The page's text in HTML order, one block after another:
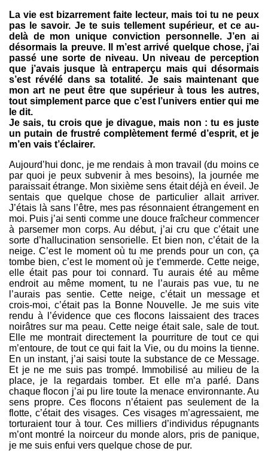
La vie est bizarrement faite lecteur, mais toi tu ne peux
pas le savoir. Je te suis tellement supérieur, et ce au-
delà de mon unique conviction personnelle. J’en ai
désormais la preuve. Il m’est arrivé quelque chose, j’ai
passé une sorte de niveau. Un niveau de perception
que j’avais jusque là entraperçu mais qui désormais
s’est révélé dans sa totalité. Je sais maintenant que
mon art ne peut être que supérieur à tous les autres,
tout simplement parce que c’est l’univers entier qui me
le dit.
Je sais, tu crois que je divague, mais non : tu es juste
un putain de frustré complètement fermé d’esprit, et je
m’en vais t’éclairer.
Aujourd’hui donc, je me rendais à mon travail (du moins ce
par quoi je peux subvenir à mes besoins), la journée me
paraissait étrange. Mon sixième sens était déjà en éveil. Je
sentais que quelque chose de particulier allait arriver.
J’étais là sans l’être, mes pas résonnaient étrangement en
moi. Puis j’ai senti comme une douce fraîcheur commencer
à parsemer mon corps. Au début, j’ai cru que c’était une
sorte d’hallucination sensorielle. Et bien non, c’était de la
neige. C’est le moment où tu me prends pour un con, ça
tombe bien, c’est le moment où je t’emmerde. Cette neige,
elle était pas pour toi connard. Tu aurais été au même
endroit au même moment, tu ne l’aurais pas vue, tu ne
l’aurais pas sentie. Cette neige, c’était un message et
crois-moi, c’était pas la Bonne Nouvelle. Je me suis vite
rendu à l’évidence que ces flocons laissaient des traces
noirâtres sur ma peau. Cette neige était sale, sale de tout.
Elle me montrait directement la pourriture de tout ce qui
m’entoure, de tout ce qui fait la Vie, ou du moins la tienne.
En un instant, j’ai saisi toute la substance de ce Message.
Et je ne me suis pas trompé. Immobilisé au milieu de la
place, je la regardais tomber. Et elle m’a parlé. Dans
chaque flocon j’ai pu lire toute la menace environnante. Au
sens propre. Ces flocons n’étaient pas seulement de la
flotte, c’était des visages. Ces visages m’agressaient, me
torturaient tour à tour. Ces milliers d’individus répugnants
m’ont montré la noirceur du monde alors, pris de panique,
je me suis enfui vers quelque chose de pur.